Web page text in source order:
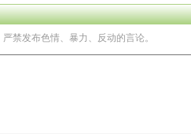
禁发布色情、暴力、反动的言论。